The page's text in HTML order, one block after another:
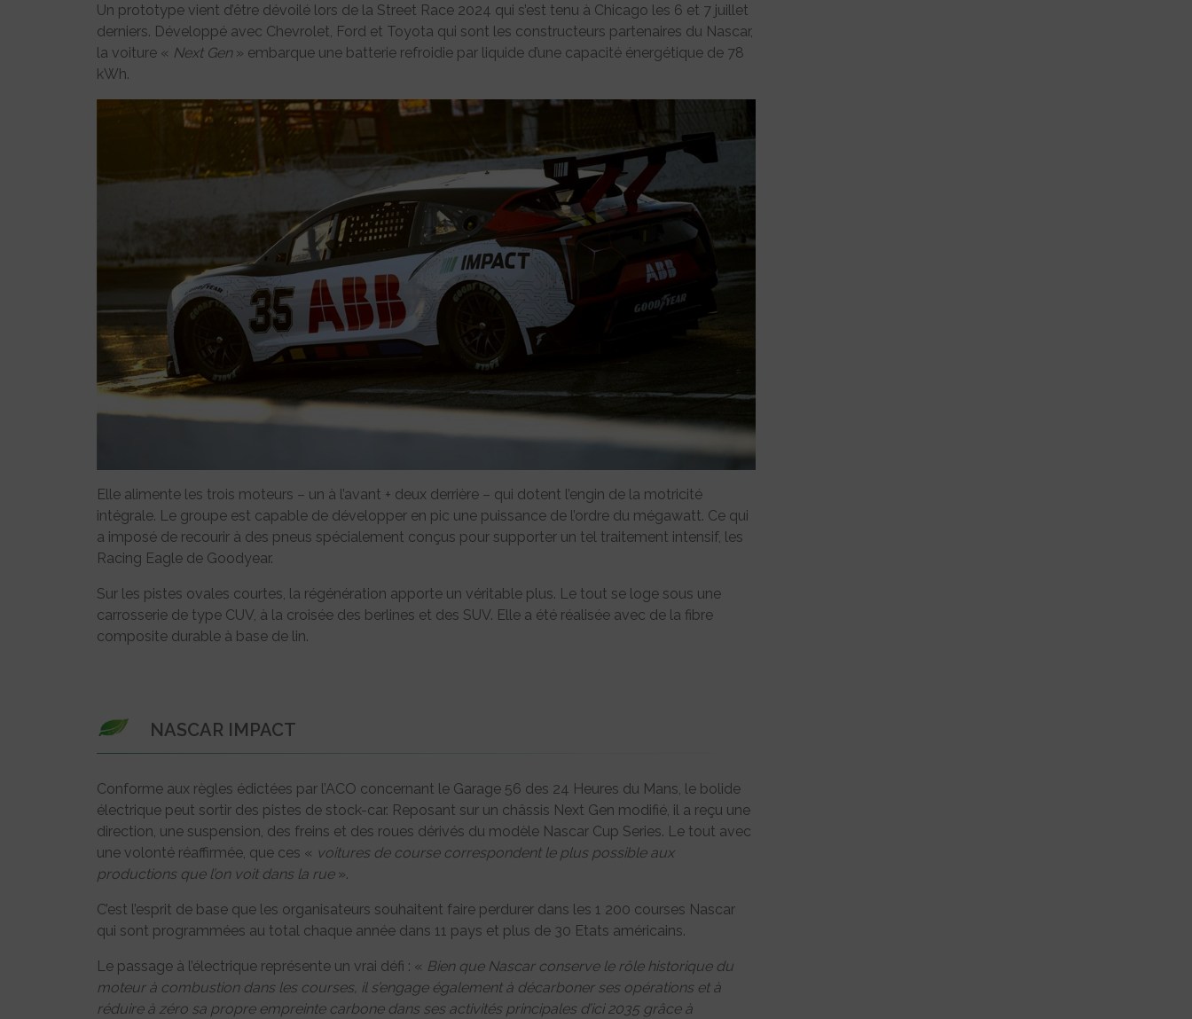
Un prototype vient d’être dévoilé lors de la Street Race 2024 qui s’est tenu à Chicago les 6 et 7 juillet
derniers. Développé avec Chevrolet, Ford et Toyota qui sont les constructeurs partenaires du Nascar,
la voiture « Next Gen» embarque une batterie refroidie par liquide d’une capacité énergétique de 78
kWh.
Elle alimente les trois moteurs – un à l’avant + deux derrière – qui dotent l’engin de la motricité
intégrale. Le groupe est capable de développer en pic une puissance de l’ordre du mégawatt. Ce qui
a imposé de recourir à des pneus spécialement conçus pour supporter un tel traitement intensif, les
Racing Eagle de Goodyear.
Sur les pistes ovales courtes, la régénération apporte un véritable plus. Le tout se loge sous une
carrosserie de type CUV, à la croisée des berlines et des SUV. Elle a été réalisée avec de la fibre
composite durable à base de lin.
NASCAR IMPACT
Conforme aux règles édictées par l’ACO concernant le Garage 56 des 24 Heures du Mans, le bolide
électrique peut sortir des pistes de stock-car. Reposant sur un châssis Next Gen modifié, il a reçu une
direction, une suspension, des freins et des roues dérivés du modèle Nascar Cup Series. Le tout avec
une volonté réaffirmée, que ces « voitures de course correspondent le plus possible aux
productions que l’on voit dans la rue».
C’est l’esprit de base que les organisateurs souhaitent faire perdurer dans les 1 200 courses Nascar
qui sont programmées au total chaque année dans 11 pays et plus de 30 Etats américains.
Le passage à l’électrique représente un vrai défi : « Bien que Nascar conserve le rôle historique du
moteur à combustion dans les courses, il s’engage également à décarboner ses opérations et à
réduire à zéro sa propre empreinte carbone dans ses activités principales d’ici 2035 grâce à